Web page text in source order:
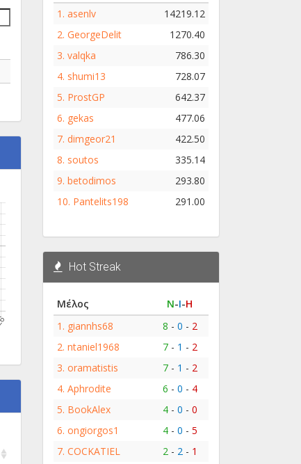
1. asenlv
14219.12
2. GeorgeDelit
1270.40
3. valqka
786.30
4. shumi13
728.07
5. ProstGP
642.37
6. gekas
477.06
7. dimgeor21
422.50
8. soutos
335.14
9. betodimos
293.80
10. Pantelits198 291.00
Hot Streak
Μέλος Ν-Ι-Η
1. giannhs68 8 - 0 - 2
2. ntaniel1968 7- 1 - 2
3. oramatistis 7- 1 - 2
4. Aphrodite 6 - 0 - 4
5. BookAlex 4- 0 - 0
6. ongiorgos1 4- 0 - 5
7. COCKATIEL 2- 2- 1